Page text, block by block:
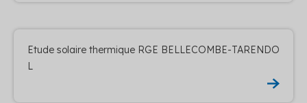
Etude solaire thermique RGE BELLECOMBE-TARENDO
L